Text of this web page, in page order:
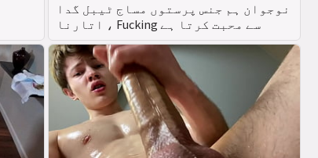
نوجوان ہم جنس پرستوں مساج ٹیبل گدا
، اتارنا Fucking سے محبت کرتا ہے